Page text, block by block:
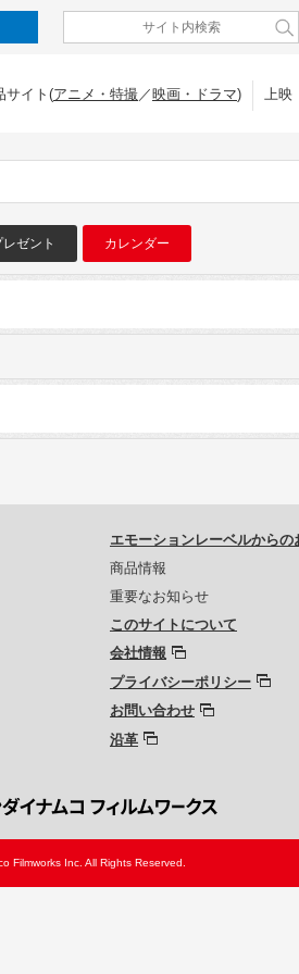
サイト(アニメ・特撮／映画・ドラマ) 上映
レゼント カレンダー
エモーションレーベルからの
商品情報
重要なお知らせ
このサイトについて
会社情報
プライバシーポリシー
お問い合わせ
沿革
Filmworks Inc. All Rights Reserved.